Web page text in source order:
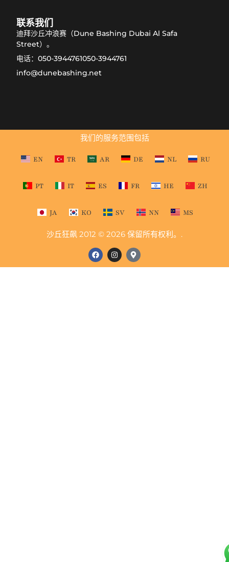
联系我们
迪拜沙丘冲浪赛（Dune Bashing Dubai Al Safa
Street）。
电话：050-3944761050-3944761
info@dunebashing.net
我们的服务范围包括
EN TR AR DE NL RU
PT IT ES FR HE ZH
JA KO SV NN MS
沙丘狂飙 2012 © 2026 保留所有权利。.